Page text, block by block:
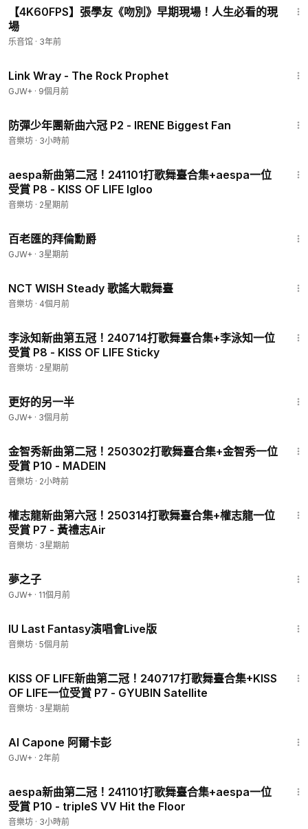
【4K60FPS】張學友《吻別》早期現場！人生必看的現
場
乐音馆 · 3年前
Link Wray - The Rock Prophet
GJW+ · 9個月前
防彈少年團新曲六冠 P2 - IRENE Biggest Fan
音樂坊 · 3小時前
aespa新曲第二冠！241101打歌舞臺合集+aespa一位
受賞 P8 - KISS OF LIFE Igloo
音樂坊 · 2星期前
百老匯的拜倫勳爵
GJW+ · 3星期前
NCT WISH Steady 歌謠大戰舞臺
音樂坊 · 4個月前
李泳知新曲第五冠！240714打歌舞臺合集+李泳知一位
受賞 P8 - KISS OF LIFE Sticky
音樂坊 · 2星期前
更好的另一半
GJW+ · 3個月前
金智秀新曲第二冠！250302打歌舞臺合集+金智秀一位
受賞 P10 - MADEIN
音樂坊 · 2小時前
權志龍新曲第六冠！250314打歌舞臺合集+權志龍一位
受賞 P7 - 黃禮志Air
音樂坊 · 3星期前
夢之子
GJW+ · 11個月前
IU Last Fantasy演唱會Live版
音樂坊 · 5個月前
KISS OF LIFE新曲第二冠！240717打歌舞臺合集+KISS
OF LIFE一位受賞 P7 - GYUBIN Satellite
音樂坊 · 3星期前
Al Capone 阿爾卡彭
GJW+ · 2年前
aespa新曲第二冠！241101打歌舞臺合集+aespa一位
受賞 P10 - tripleS VV Hit the Floor
音樂坊 · 3小時前